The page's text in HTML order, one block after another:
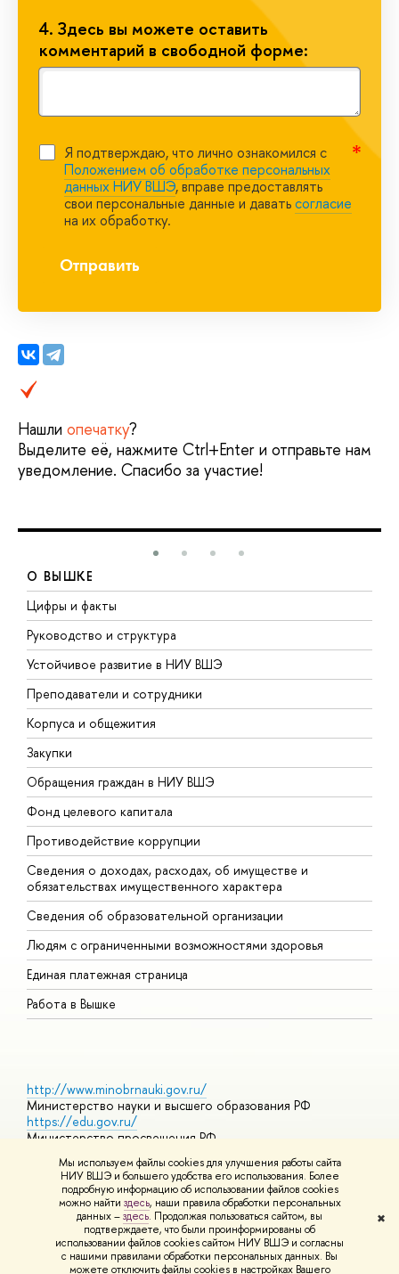
Мы используем файлы cookies для улучшения работы сайта
НИУ ВШЭ и большего удобства его использования. Более
подробную информацию об использовании файлов cookies
можно найти здесь, наши правила обработки персональных
данных –здесь. Продолжая пользоваться сайтом, вы
подтверждаете, что были проинформированы о
использовании файлов cookies сайтом НИУ ВШЭ и согласны
с нашими правилами обработки персональных данных. Вы
можете отключить файлы cookies в настройках Вашего
✖
4. Здесь вы можете оставить
комментарий в свободной форме:
Я подтверждаю, что лично ознакомился с
Положением об обработке персональных
данных НИУ ВШЭ, вправе предоставлять
свои персональные данные и даватьсогласие
на их обработку.
Отправить
Нашли опечатку?
ыделите её, нажмите Ctrl+Enter и отправьте нам
уведомление. Спасибо за участие!
О ВЫШКЕ
Цифры и факты
Руководство и структура
Устойчивое развитие в НИУ ВШЭ
Преподаватели и сотрудники
Корпуса и общежития
Закупки
Обращения граждан в НИУ ВШЭ
Фонд целевого капитала
Противодействие коррупции
Сведения о доходах, расходах, об имуществе и
обязательствах имущественного характера
Сведения об образовательной организации
Людям с ограниченными возможностями здоровья
Единая платежная страница
Работа в Вышке
http://www.minobrnauki.gov.ru/
Министерство науки и высшего образования РФ
https://edu.gov.ru/
Министерство просвещения РФ
https://elearning.hse.ru/mooc
Массовые открытые онлайн-курсы
© НИУ ВШЭ 1993–2026 Адреса и контактыУсловия
использования материало Политика конфиденциальности
Шрифты HSE Sans и HSE Slab разработаныШколе дизайна НИУ